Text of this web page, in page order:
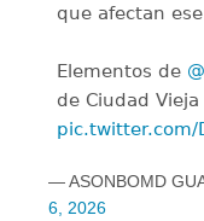
que afectan
Elementos de
de Ciudad
pic.twitter.com/
— ASONBOMD
6, 2026